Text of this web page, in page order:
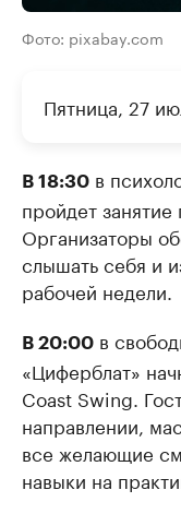
Фото: pixabay.com
Пятница, 27
В 18:30 в
пройдет
Организаторы
слышать себя и
рабочей недели.
В 20:00 в
«Циферблат»
Coast Swing.
направлении,
все желающие
навыки на